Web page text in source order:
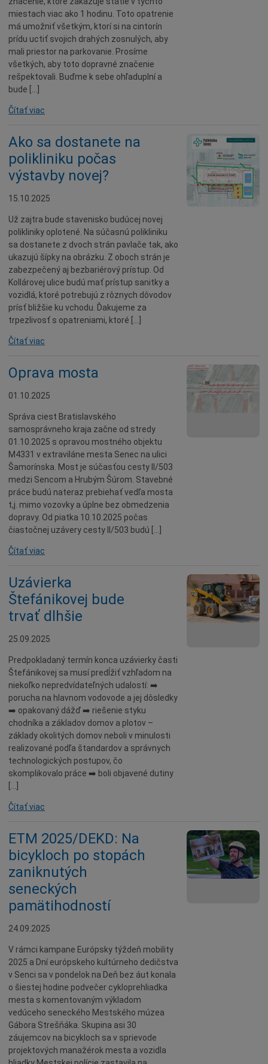
miestach viac ako 1 hodinu. Toto opatrenie
má umožniť všetkým, ktorí si na cintorín
prídu uctiť svojich drahých zosnulých, aby
mali priestor na parkovanie. Prosíme
všetkých, aby toto dopravné značenie
rešpektovali. Buďme k sebe ohľaduplní a
bude […]
Čítať viac
Ako sa dostanete na
polikliniku počas
výstavby novej?
15.10.2025
Už zajtra bude stavenisko budúcej novej
polikliniky oplotené. Na súčasnú polikliniku
sa dostanete z dvoch strán pavlače tak, ako
ukazujú šípky na obrázku. Z oboch strán je
zabezpečený aj bezbariérový prístup. Od
Kollárovej ulice budú mať prístup sanitky a
vozidlá, ktoré potrebujú z rôznych dôvodov
prísť bližšie ku vchodu. Ďakujeme za
trpezlivosť s opatreniami, ktoré […]
Čítať viac
Oprava mosta
01.10.2025
Správa ciest Bratislavského
samosprávneho kraja začne od stredy
01.10.2025 s opravou mostného objektu
M4331 v extraviláne mesta Senec na ulici
Šamorínska. Most je súčasťou cesty II/503
medzi Sencom a Hrubým Šúrom. Stavebné
práce budú nateraz prebiehať vedľa mosta
t,j. mimo vozovky a úplne bez obmedzenia
dopravy. Od piatka 10.10.2025 počas
čiastočnej uzávery cesty II/503 budú […]
Čítať viac
Uzávierka
Štefánikovej bude
trvať dlhšie
25.09.2025
Predpokladaný termín konca uzávierky časti
Štefánikovej sa musí predĺžiť vzhľadom na
niekoľko nepredvídateľných udalostí: ➡️
porucha na hlavnom vodovode a jej dôsledky
➡️ opakovaný dážď ➡️ riešenie styku
chodníka a základov domov a plotov –
základy okolitých domov neboli v minulosti
realizované podľa štandardov a správnych
technologických postupov, čo
skomplikovalo práce ➡️ boli objavené dutiny
Čítať viac
ETM 2025/DEKD: Na
bicykloch po stopách
zaniknutých
seneckých
pamätihodností
24.09.2025
V rámci kampane Európsky týždeň mobility
2025 a Dní európskeho kultúrneho dedičstva
v Senci sa v pondelok na Deň bez áut konala
o šiestej hodine podvečer cykloprehliadka
mesta s komentovaným výkladom
vedúceho seneckého Mestského múzea
Gábora Strešňáka. Skupina asi 30
záujemcov na bicykloch sa v sprievode
projektových manažérok mesta a vozidla